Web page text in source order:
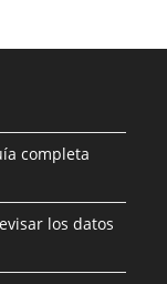
completa
los datos